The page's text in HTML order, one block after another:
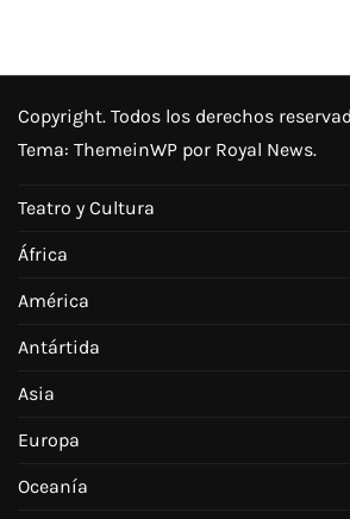
Copyright. Todos los derechos
Tema: ThemeinWP por Royal News.
Teatro y Cultura
África
América
Antártida
Asia
Europa
Oceanía